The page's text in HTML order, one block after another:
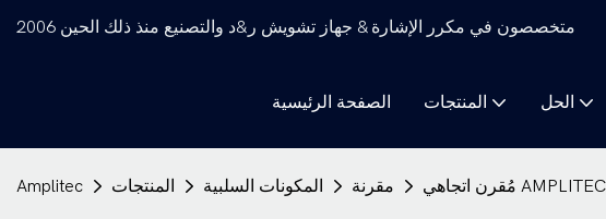
متخصصون في مكرر الإشارة & جهاز تشويش ر&د والتصنيع منذ ذلك الحين 2006
الصفحة الرئيسية المنتجات الحل
Amplitec المنتجات المكونات السلبية مقرنة